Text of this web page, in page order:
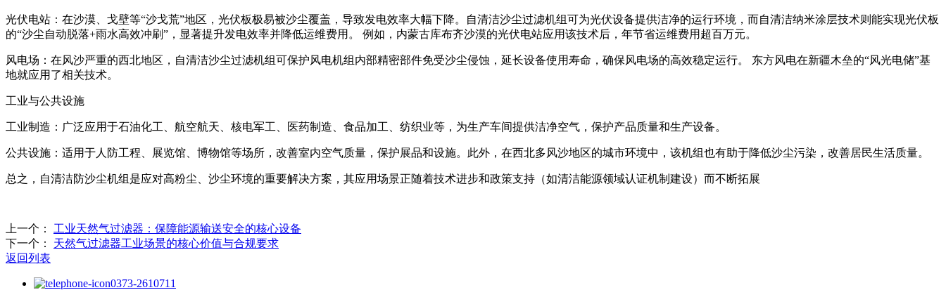
‌光伏电站‌：在沙漠、戈壁等“沙戈荒”地区，光伏板极易被沙尘覆盖，导致发电效率大幅下降。自清洁沙尘过滤机组可为光伏设备提供洁净的运行环境，而自清洁纳米涂层技术则能实现光伏板
的“沙尘自动脱落+雨水高效冲刷”，显著提升发电效率并降低运维费用。‌ 例如，内蒙古库布齐沙漠的光伏电站应用该技术后，年节省运维费用超百万元。‌
‌风电场‌：在风沙严重的西北地区，自清洁沙尘过滤机组可保护风电机组内部精密部件免受沙尘侵蚀，延长设备使用寿命，确保风电场的高效稳定运行。‌ 东方风电在新疆木垒的“风光电储”基
地就应用了相关技术。‌
工业与公共设施
‌工业制造‌：广泛应用于石油化工、航空航天、核电军工、医药制造、食品加工、纺织业等，为生产车间提供洁净空气，保护产品质量和生产设备。‌
‌公共设施‌：适用于人防工程、展览馆、博物馆等场所，改善室内空气质量，保护展品和设施。‌此外，在西北多风沙地区的城市环境中，该机组也有助于降低沙尘污染，改善居民生活质量。‌
总之，自清洁防沙尘机组是应对高粉尘、沙尘环境的重要解决方案，其应用场景正随着技术进步和政策支持（如清洁能源领域认证机制建设‌）而不断拓展
上一个：
工业天然气过滤器：保障能源输送安全的核心设备
下一个：
天然气过滤器工业场景的核心价值与合规要求
返回列表
0373-2610711